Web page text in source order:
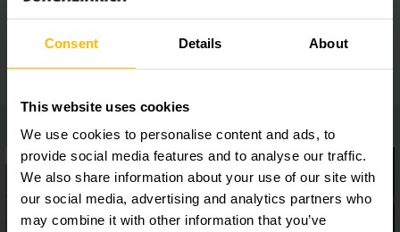
Consent Details About
This website uses cookies
We use cookies to personalise content and ads, to
provide social media features and to analyse our traffic.
We also share information about your use of our site with
our social media, advertising and analytics partners who
may combine it with other information that you’ve
Sistema de almacenaje compacto Under Pallet
Carrier en el almacén de ultracongelado